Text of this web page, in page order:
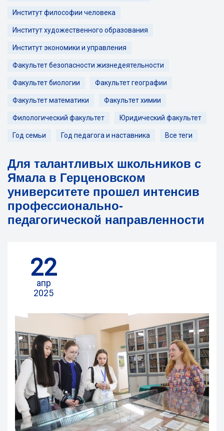
Институт философии человека
Институт художественного образования
Институт экономики и управления
Факультет безопасности жизнедеятельности
Факультет биологии Факультет географии
Факультет математики Факультет химии
Филологический факультет Юридический факультет
Год семьи Год педагога и наставника Все теги
Для талантливых школьников с
Ямала в Герценовском
университете прошел интенсив
профессионально-
педагогической направленности
22
апр
2025